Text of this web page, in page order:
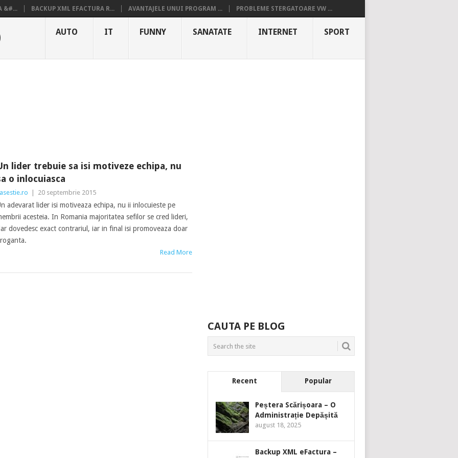
&#... BACKUP XML EFACTURA R... AVANTAJELE UNUI PROGRAM ... PROBLEME STERGATOARE VW ...
AUTO IT FUNNY SANATATE INTERNET SPORT
lider trebuie sa isi motiveze echipa, nu
o inlocuiasca
20 septembrie 2015
adevarat lider isi motiveaza echipa, nu ii inlocuieste pe
acesteia. In Romania majoritatea sefilor se cred lideri,
dovedesc exact contrariul, iar in final isi promoveaza doar
Read More
CAUTA PE BLOG
Recent Popular
Peștera Scărișoara – O
Administrație Depășită
august 18, 2025
Backup XML eFactura –